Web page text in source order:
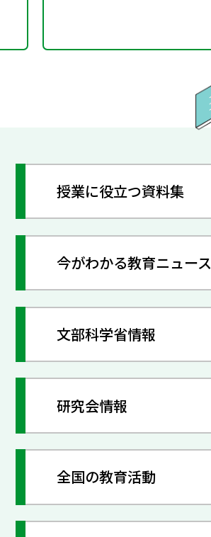
授業に役立つ資料集
今がわかる教育ニュース
文部科学省情報
研究会情報
全国の教育活動